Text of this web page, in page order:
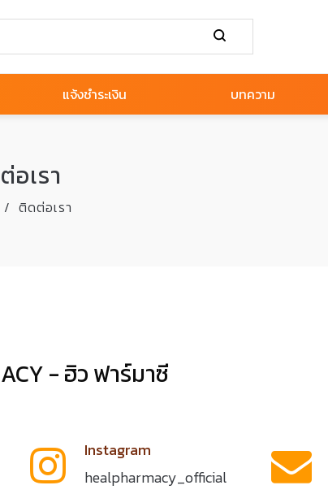
แจ้งชำระเงิน บทความ
อเรา
/ ติดต่อเรา
- ฮิว ฟาร์มาซี
Instagram
healpharmacy_official